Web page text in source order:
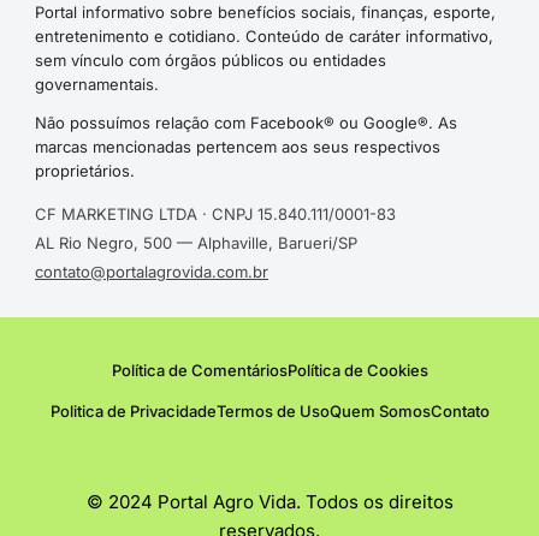
Portal informativo sobre benefícios sociais, finanças, esporte,
entretenimento e cotidiano. Conteúdo de caráter informativo,
sem vínculo com órgãos públicos ou entidades
governamentais.
Não possuímos relação com Facebook® ou Google®. As
marcas mencionadas pertencem aos seus respectivos
proprietários.
CF MARKETING LTDA · CNPJ 15.840.111/0001-83
AL Rio Negro, 500 — Alphaville, Barueri/SP
contato@portalagrovida.com.br
Política de ComentáriosPolítica de Cookies
Politica de PrivacidadeTermos de UsoQuem SomosContato
© 2024 Portal Agro Vida. Todos os direitos
reservados.